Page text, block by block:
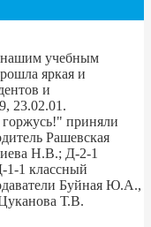
нашим учебным
яркая и
и
23.02.01.
приняли
Рашевская
Н.В.; Д-2-1
1 классный
Буйная Ю.А.,
Т.В.